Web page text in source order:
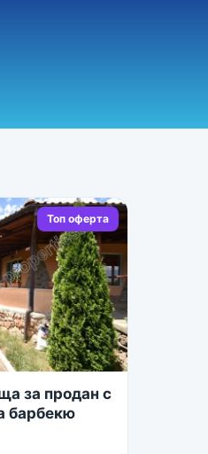
Топ оферта
за продан с
барбекю